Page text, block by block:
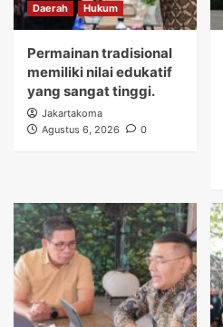
Daerah Hukum
Permainan tradisional
memiliki nilai edukatif
yang sangat tinggi.
Jakartakoma
Agustus 6, 2026
0